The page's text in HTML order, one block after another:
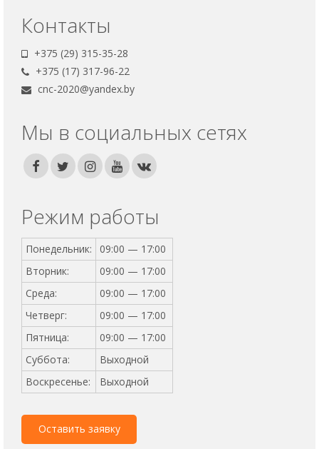
Контакты
+375 (29) 315-35-28
+375 (17) 317-96-22
cnc-2020@yandex.by
Мы в социальных сетях
Режим работы
Понедельник:
09:00 — 17:00
Вторник:
09:00 — 17:00
Среда:
09:00 — 17:00
Четверг:
09:00 — 17:00
Пятница:
09:00 — 17:00
Суббота:
Выходной
Воскресенье:
Выходной
Оставить заявку